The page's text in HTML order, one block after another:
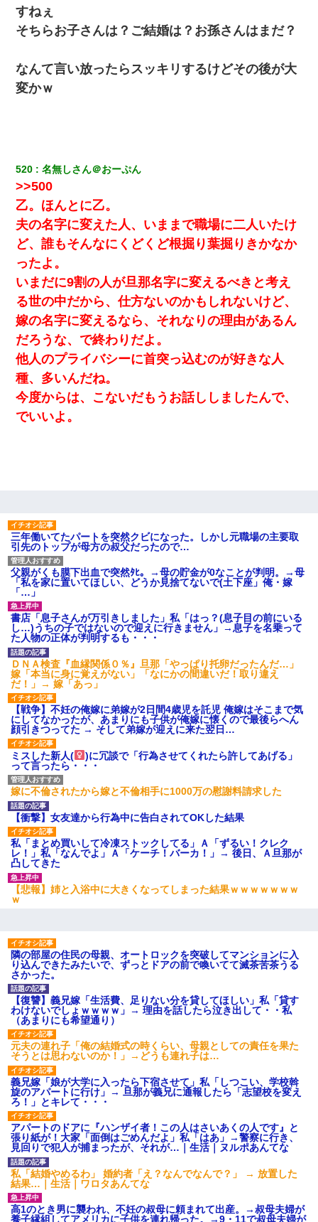
夫の友達がBBQを定期的に開催して夫婦で参加してたんだけど、
女性側のリーダーみたいな人に「BBQは友達とやりなよ！」と言
われて…
【衝撃】婚約者「兄と結婚はするけど嫁入りするわけじゃない。
お互い干渉はしないようにしましょう」→ その後に結納金の話を
したので、母が・・・
彼女(美人女医)にネックレスをプレゼント。「こんな安物を渡すく
らいなら、渡さないほうがマシだからね」→ ６０万したと話した
ら・・・
【衝撃】職場に入って来た綺麗な新人さんに職場を案内すること
に → 新人「ドンッ！」私「！？」→ 突然、突き飛ばされて左手
の甲を踏みつけられて…
ミスした新人(
)に冗談で「行為させてくれたら許してあげる」
って言ったら・・・
嫁が弁護士を連れてきて「悪いと思うなら慰謝料を払って離婚し
ろ」→ 俺「完全に恐喝になってますね」「お前、これが詐欺だっ
て知ってる？」
隣室のお婆ちゃん「下階からの異臭に困ってる、今もすっごく臭
い」私「変だなあ～なにも臭わないよ」→ その後。警察『絶対に
窓とドアを開けないで』
ら、旦那の顔が曇って雰囲気が一転。そそくさと話を切り上げて
いつもより早く寝付いてしまった…｜生活｜ワロタあんてな
生保レディと行為する為に駆け引きしてみた結果ｗｗｗｗｗｗｗ
ｗｗｗｗｗ
【唖然】帰宅したら旦那のスポーツカーが消えていた。警察『目
立つし、すぐ見つかるかもしれません』→ 数時間後・・警察『××
さんご存じですか？』
放置子が病院送りになったらしい → 俺（二度と帰ってくるなよ…
嫁を半身不随にしやがった恨みは、正直こんなもんじゃ晴れな
い）
父が他界→父のフリン相手『どうか相続を放棄して下さい、昔の
ことは謝ります。ごめんなさい…』私「お子さんはフリン略奪婚
って知ってるの？」相手『 』結果→
「お前の父ちゃんは自宅警備員」とかからかわれたけど、実はと
んでもない仕事に就いていた
わい(42)渋谷の夜のサービスで19の女の子にゴックンさせた結果
ｗｗｗｗｗｗｗｗ
【GJ!】会社から帰宅中、広い駐車場にエンジンかけっ放しの車を
発見。しかも「ヒィ～」みたいな声も聞こえてきたので気になっ
すねぇ
そちらお子さんは？ご結婚は？お孫さんはまだ？
なんて言い放ったらスッキリするけどその後が大
変かｗ
520 名無しさん＠おーぷん
>>500
乙。ほんとに乙。
夫の名字に変えた人、いままで職場に二人いたけ
ど、誰もそんなにくどくど根掘り葉掘りきかなか
ったよ。
いまだに9割の人が旦那名字に変えるべきと考え
る世の中だから、仕方ないのかもしれないけど、
嫁の名字に変えるなら、それなりの理由があるん
だろうな、で終わりだよ。
他人のプライバシーに首突っ込むのが好きな人
種、多いんだね。
今度からは、こないだもうお話ししましたんで、
でいいよ。
三年働いてたパートを突然クビになった。しかし元職場の主要取
引先のトップが母方の叔父だったので…
父親がくも膜下出血で突然ﾀﾋ。→母の貯金が0なことが判明。→母
「私を家に置いてほしい、どうか見捨てないで(土下座」俺・嫁
「…」
書店「息子さんが万引きしました」私「はっ？(息子目の前にいる
し…)うちの子ではないので迎えに行きません」→息子を名乗って
た人物の正体が判明するも・・・
ＤＮＡ検査『血縁関係０％』旦那「やっぱり托卵だったんだ…」
嫁「本当に身に覚えがない」「なにかの間違いだ！取り違え
だ！」→ 嫁「あっ」
【戦争】不妊の俺嫁に弟嫁が2日間4歳児を託児 俺嫁はそこまで気
にしてなかったが、あまりにも子供が俺嫁に懐くので最後らへん
顔引きつってた → そして弟嫁が迎えに来た翌日…
ミスした新人(
)に冗談で「行為させてくれたら許してあげる」
って言ったら・・・
嫁に不倫されたから嫁と不倫相手に1000万の慰謝料請求した
【衝撃】女友達から行為中に告白されてOKした結果
私「まとめ買いして冷凍ストックしてる」Ａ「ずるい！クレク
レ！」私「なんでよ」Ａ「ケーチ！バーカ！」→ 後日、Ａ旦那が
凸してきた
【悲報】姉と入浴中に大きくなってしまった結果ｗｗｗｗｗｗｗ
ｗ
隣の部屋の住民の母親、オートロックを突破してマンションに入
り込んできたみたいで、ずっとドアの前で喚いてて滅茶苦茶うる
さかった。
【復讐】義兄嫁「生活費、足りない分を貸してほしい」私「貸す
わけないでしょｗｗｗｗ」→ 理由を話したら泣き出して・・私
（あまりにも希望通り）
元夫の連れ子「俺の結婚式の時くらい、母親としての責任を果た
そうとは思わないのか！」→どうも連れ子は…
義兄嫁「娘が大学に入ったら下宿させて」私「しつこい、学校斡
旋のアパートに行け」→ 旦那が義兄に通報したら「志望校を変え
ろ！」とキレて・・・
アパートのドアに『ハンザイ者！この人はさいあくの人です』と
張り紙が！大家「面倒はごめんだよ」私「はあ」→警察に行き、
見回りで犯人が捕まったが、それが…｜生活｜ヌルポあんてな
私「結婚やめるわ」 婚約者「え？なんでなんで？」 → 放置した
結果…｜生活｜ワロタあんてな
高1のとき男に襲われ、不妊の叔母に頼まれて出産。→叔母夫婦が
養子縁組してアメリカに子供を連れ帰った。→9・11で叔母夫婦が